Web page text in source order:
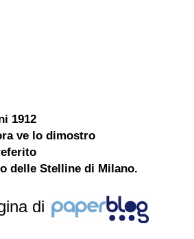
1912
ve lo dimostro
delle Stelline di Milano.
di